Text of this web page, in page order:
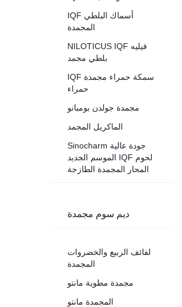
IQF أسماك البلطي
المجمدة
NILOTICUS IQF فيليه
بلطي مجمد
IQF سمكة حمراء مجمدة
حمراء
مجمدة جولدن بومبانو
الماكريل المجمد
Sinocharm جودة عالية
الموسم الجديد IQF لحوم
المحار المجمدة الطازجة
ديم سوم مجمدة
لفائف الربيع والخضروات
المجمدة
مجمدة مطوية مانتو
المجمدة مانتو